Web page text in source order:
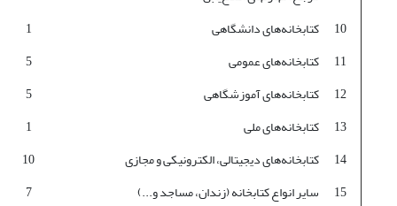
10
کتابخانه‌های دانشگاهی
1
11
کتابخانه‌های عمومی
5
12
کتابخانه‌های آموزشگاهی
5
13
کتابخانه‌های ملی
1
14
کتابخانه‌های دیجیتالی، الکترونیکی و مجازی
10
15
سایر انواع کتابخانه (زندان، مساجد و...)
7